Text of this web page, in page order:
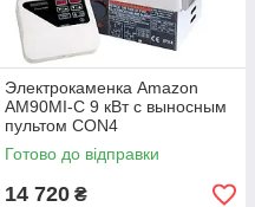
Электрокаменка Amazon
AM90MI-C 9 кВт с выносным
пультом CON4
(нержавеющая сталь AISI
430)
Готово до відправки
14 720 ₴